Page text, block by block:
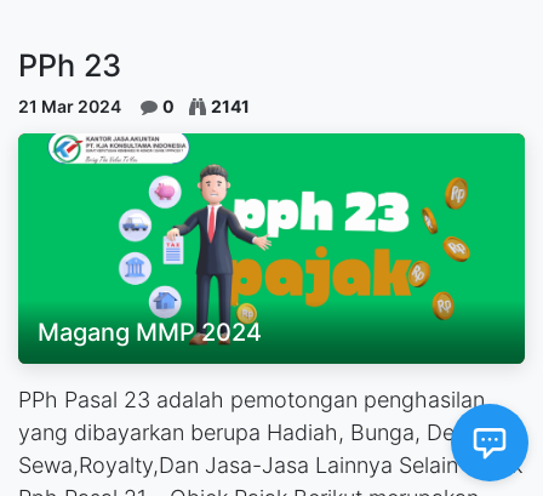
PPh 23
21 Mar 2024 0 2141
Magang MMP 2024
PPh Pasal 23 adalah pemotongan penghasilan
yang dibayarkan berupa Hadiah, Bunga, Deviden,
Sewa,Royalty,Dan Jasa-Jasa Lainnya Selain Objek